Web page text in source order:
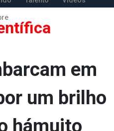
em
um brilho
hámuito